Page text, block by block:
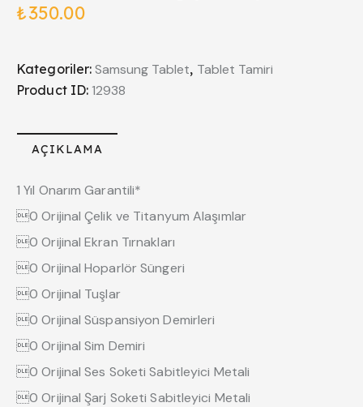
₺350.00
Kategoriler:Samsung Tablet, Tablet Tamiri
Product ID: 12938
AÇIKLAMA
1 Yıl Onarım Garantili*
0 Orijinal Çelik ve Titanyum Alaşımlar
0 Orijinal Ekran Tırnakları
0 Orijinal Hoparlör Süngeri
0 Orijinal Tuşlar
0 Orijinal Süspansiyon Demirleri
0 Orijinal Sim Demiri
0 Orijinal Ses Soketi Sabitleyici Metali
0 Orijinal Şarj Soketi Sabitleyici Metali